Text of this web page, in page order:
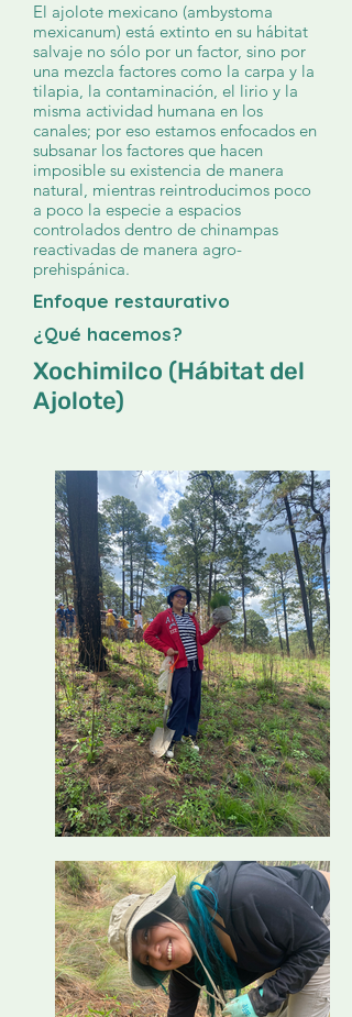
El ajolote mexicano (ambystoma
mexicanum) está extinto en su hábitat
salvaje no sólo por un factor, sino por
una mezcla factores como la carpa y la
tilapia, la contaminación, el lirio y la
misma actividad humana en los
canales; por eso estamos enfocados en
subsanar los factores que hacen
imposible su existencia de manera
natural, mientras reintroducimos poco
a poco la especie a espacios
controlados dentro de chinampas
reactivadas de manera agro-
prehispánica.
Enfoque restaurativo
¿Qué hacemos?
Xochimilco (Hábitat del
Ajolote)